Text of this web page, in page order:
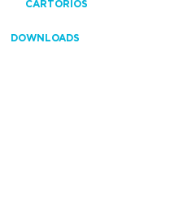
CARTÓRIOS
DOWNLOADS